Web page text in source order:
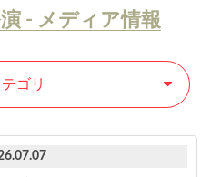
- メディア情報
ゴリ